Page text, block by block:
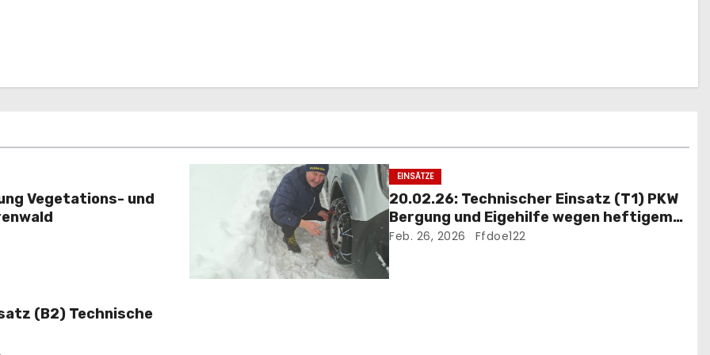
Vegetations- und
EINSÄTZE
20.02.26: Technischer Einsatz (T1) PKW
Bergung und Eigehilfe wegen heftigem
Schneefall
Feb. 26, 2026 Ffdoe122
(B2) Technische